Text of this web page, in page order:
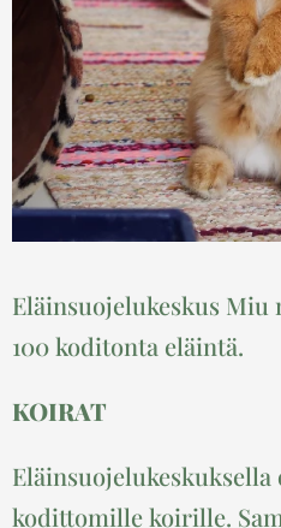
Eläinsuojelukeskus Miu
100 koditonta eläintä.
KOIRAT
Eläinsuojelukeskuksella
kodittomille koirille.